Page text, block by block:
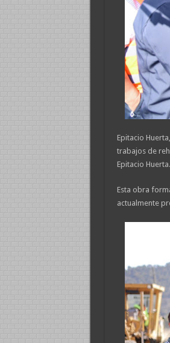
Epitacio
trabajos de
Epitacio Huerta.
Esta obra
actualmente